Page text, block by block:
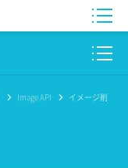
Image API
イメージ削